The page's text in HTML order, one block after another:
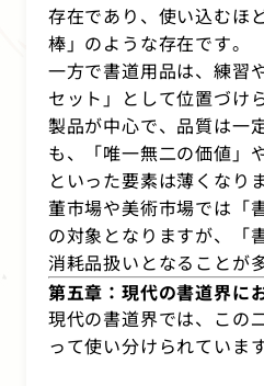
存在であり、使い込むほ
棒」のような存在です。
一方で書道用品は、練習
セット」として位置づけ
製品が中心で、品質は一
も、「唯一無二の価値」
といった要素は薄くなり
董市場や美術市場では「
の対象となりますが、「
消耗品扱いとなることが
第五章：現代の書道界に
現代の書道界では、この
って使い分けられています